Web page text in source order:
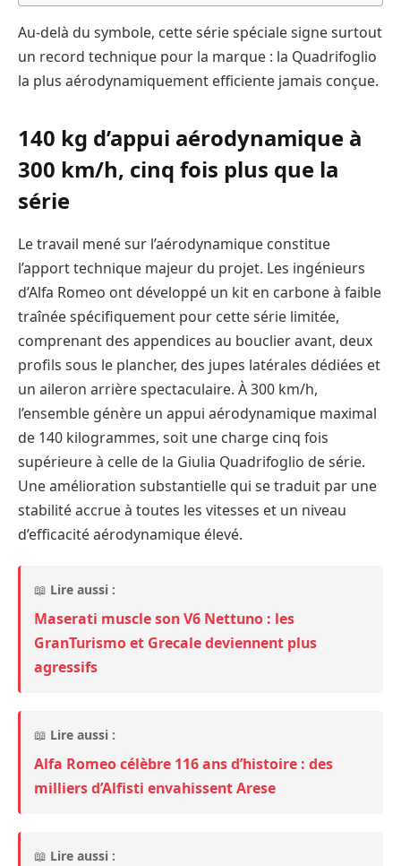
Au-delà du symbole, cette série spéciale signe surtout
un record technique pour la marque : la Quadrifoglio
la plus aérodynamiquement efficiente jamais conçue.
140 kg d’appui aérodynamique à
300 km/h, cinq fois plus que la
série
Le travail mené sur l’aérodynamique constitue
l’apport technique majeur du projet. Les ingénieurs
d’Alfa Romeo ont développé un kit en carbone à faible
traînée spécifiquement pour cette série limitée,
comprenant des appendices au bouclier avant, deux
profils sous le plancher, des jupes latérales dédiées et
un aileron arrière spectaculaire. À 300 km/h,
l’ensemble génère un appui aérodynamique maximal
de 140 kilogrammes, soit une charge cinq fois
supérieure à celle de la Giulia Quadrifoglio de série.
Une amélioration substantielle qui se traduit par une
stabilité accrue à toutes les vitesses et un niveau
d’efficacité aérodynamique élevé.
📖 Lire aussi :
Maserati muscle son V6 Nettuno : les
GranTurismo et Grecale deviennent plus
agressifs
📖 Lire aussi :
Alfa Romeo célèbre 116 ans d’histoire : des
milliers d’Alfisti envahissent Arese
📖 Lire aussi :